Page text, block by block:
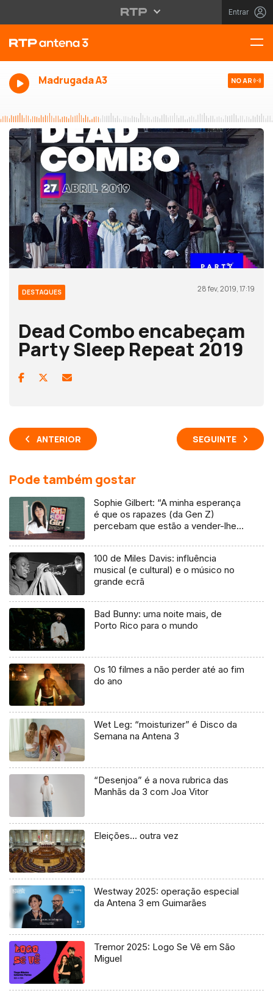
Entrar
Madrugada A3 NO AR
DESTAQUES 28 fev, 2019, 17:19
Dead Combo encabeçam
Party Sleep Repeat 2019
ANTERIOR SEGUINTE
Pode também gostar
Sophie Gilbert: “A minha esperança
é que os rapazes (da Gen Z)
percebam que estão a vender-lhes
100 de Miles Davis: influência
musical (e cultural) e o músico no
grande ecrã
Bad Bunny: uma noite mais, de
Porto Rico para o mundo
Os 10 filmes a não perder até ao fim
do ano
Wet Leg: “moisturizer” é Disco da
Semana na Antena 3
“Desenjoa” é a nova rubrica das
Manhãs da 3 com Joa Vitor
Eleições… outra vez
Westway 2025: operação especial
da Antena 3 em Guimarães
Tremor 2025: Logo Se Vê em São
Miguel